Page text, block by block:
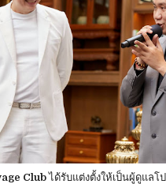
Clubได้รับแต่งตั้งให้เป็นผู้ดูแลโ